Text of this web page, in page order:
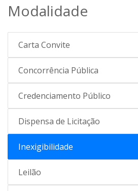
Modalidade
Carta Convite
Concorrência Pública
Credenciamento Público
Dispensa de Licitação
Inexigibilidade
Leilão